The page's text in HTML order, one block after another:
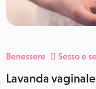
Benessere Sesso e
Lavanda